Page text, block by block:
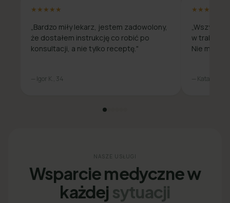
★★★★★
„Bardzo miły lekarz, jestem zadowolony,
że dostałem instrukcję co robić po
konsultacji, a nie tylko receptę."
— Igor K., 34
★★★★★
w trakcie
Nie
— Katarzyna
NASZE USŁUGI
Wsparcie medyczne w
każdej sytuacji